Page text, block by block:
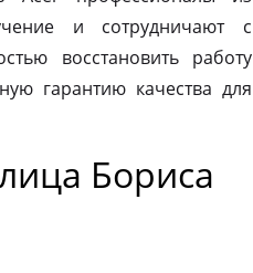
и сотрудничают с
восстановить работу
гарантию качества для
Бориса